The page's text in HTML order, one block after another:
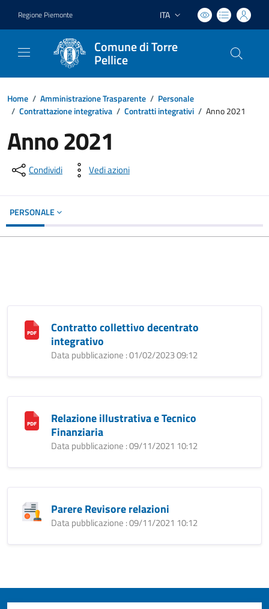
Regione Piemonte Lingua attiva:
ITA
Comune di Torre
Pellice
Home / Amministrazione Trasparente / Personale
/ Contrattazione integrativa / Contratti integrativi / Anno 2021
Anno 2021
Condividi Vedi azioni
PERSONALE
Contratto collettivo decentrato
integrativo
Data pubblicazione : 01/02/2023 09:12
Relazione illustrativa e Tecnico
Finanziaria
Data pubblicazione : 09/11/2021 10:12
Parere Revisore relazioni
Data pubblicazione : 09/11/2021 10:12